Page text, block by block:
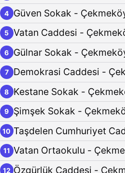
4 Güven Sokak -
5 Vatan Caddesi -
6 Gülnar Sokak -
7 Demokrasi Caddesi -
8 Kestane Sokak -
9 Şimşek Sokak -
10 Taşdelen Cumhuriyet
11 Vatan Ortaokulu -
12 Özgürlük Caddesi -